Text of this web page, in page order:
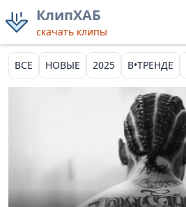
КлипХАБ
скачать клипы
ВСЕ НОВЫЕ 2025 В•ТРЕНДЕ